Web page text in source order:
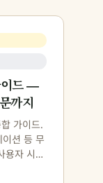
이드 —
까지
가이드.
이션 등 무
용자 시나